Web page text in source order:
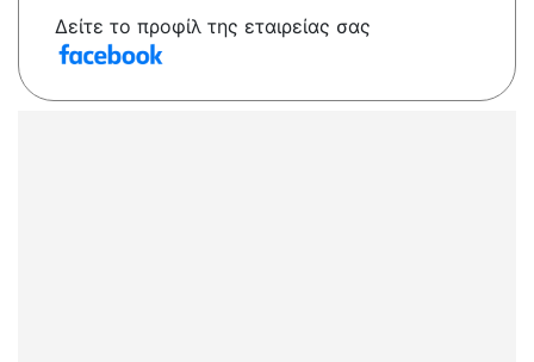
Δείτε το προφίλ της εταιρείας σας